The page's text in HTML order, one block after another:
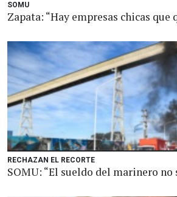
SOMU
Zapata: “Hay empresas chicas que
RECHAZAN EL RECORTE
SOMU: “El sueldo del marinero no